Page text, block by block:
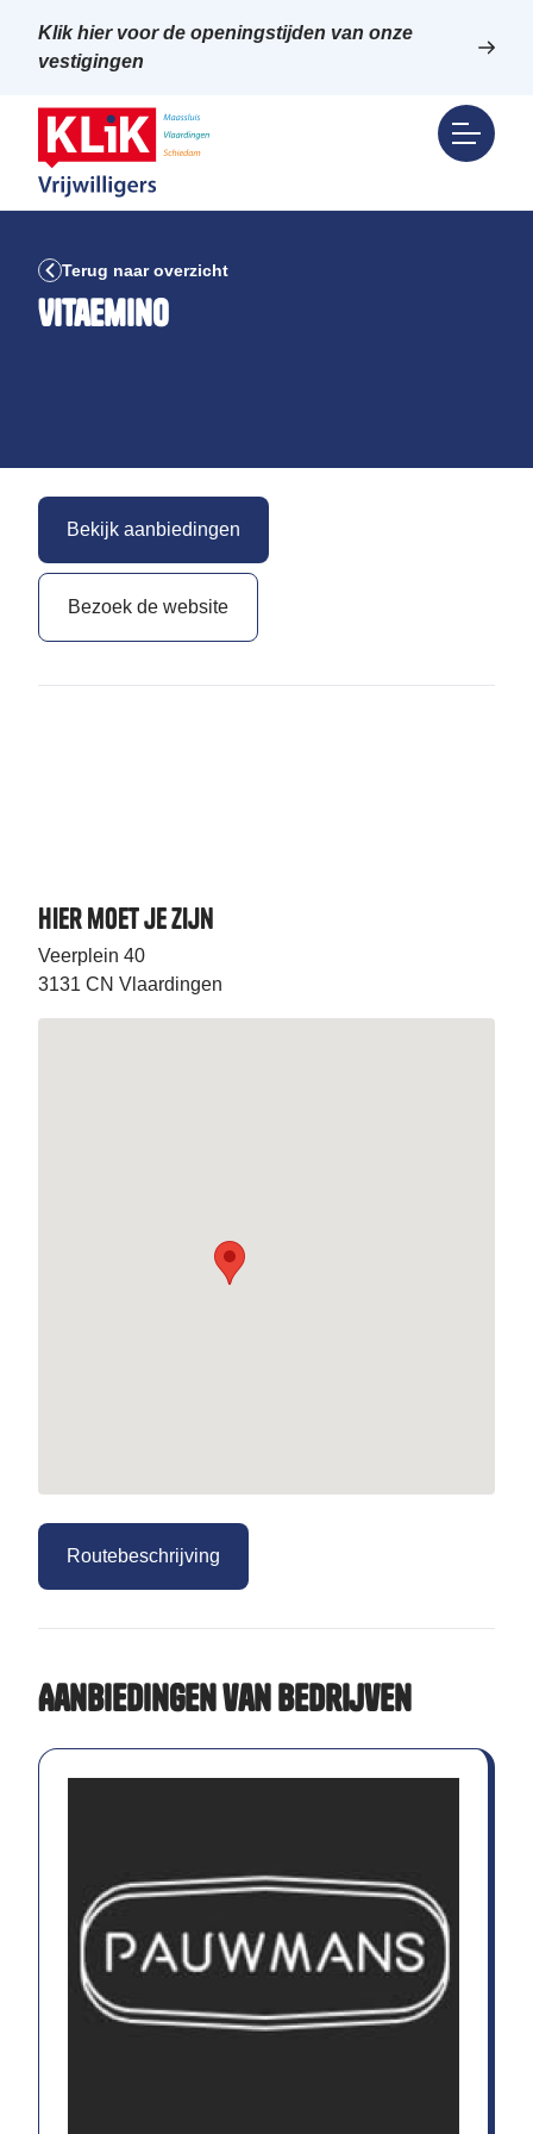
Klik hier voor de openingstijden van onze
vestigingen
Terug naar overzicht
Vitaemino
Bekijk aanbiedingen
Bezoek de website
Hier moet je zijn
Veerplein 40
3131 CN Vlaardingen
Routebeschrijving
Aanbiedingen van bedrijven